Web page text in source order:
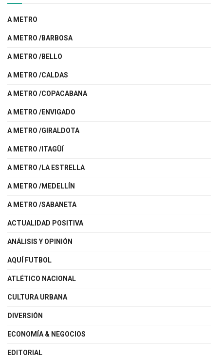
A METRO
A METRO /BARBOSA
A METRO /BELLO
A METRO /CALDAS
A METRO /COPACABANA
A METRO /ENVIGADO
A METRO /GIRALDOTA
A METRO /ITAGÜÍ
A METRO /LA ESTRELLA
A METRO /MEDELLÍN
A METRO /SABANETA
ACTUALIDAD POSITIVA
ANÁLISIS Y OPINIÓN
AQUÍ FUTBOL
ATLÉTICO NACIONAL
CULTURA URBANA
DIVERSIÓN
ECONOMÍA & NEGOCIOS
EDITORIAL